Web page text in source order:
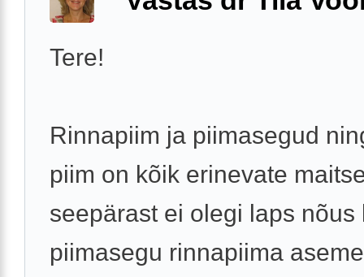
Tere!
Rinnapiim ja piimasegud
piim on kõik erinevate
seepärast ei olegi laps nõus
piimasegu rinnapiima